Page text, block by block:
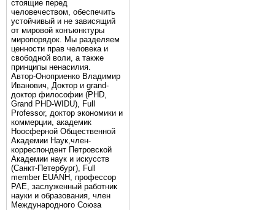
стоящие перед
человечеством, обеспечить
устойчивый и не зависящий
от мировой конъюнктуры
миропорядок. Мы разделяем
ценности прав человека и
свободной воли, а также
принципы ненасилия.
Автор-Оноприенко Владимир
Иванович, Доктор и grand-
доктор философии (PHD,
Grand PHD-WIDU), Full
Professor, доктор экономики и
коммерции, академик
Ноосферной Общественной
Академии Наук,член-
корреспондент Петровской
Академии наук и искусств
(Санкт-Петербург), Full
member EUANH, профессор
РАЕ, заслуженный работник
науки и образования, член
Международного Союза